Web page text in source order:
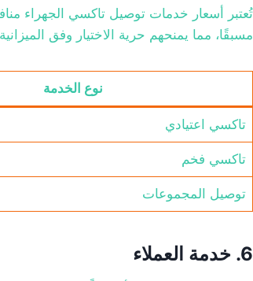
تُعتبر أسعار خدمات توصيل تاكسي الجهراء
مسبقًا، مما يمنحهم حرية الاختيار وفق
نوع الخدمة
تاكسي اعتيادي
تاكسي فخم
توصيل المجموعات
6. خدمة العملاء